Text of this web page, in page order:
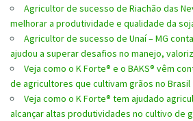
Agricultor de sucesso de Riachão das
melhorar a produtividade e qualidade da
Agricultor de sucesso de Unaí – MG
ajudou a superar desafios no manejo,
Veja como o K Forte® e o BAKS® vêm
de agricultores que cultivam grãos no Brasil
Veja como o K Forte® tem ajudado
alcançar altas produtividades no cultivo de